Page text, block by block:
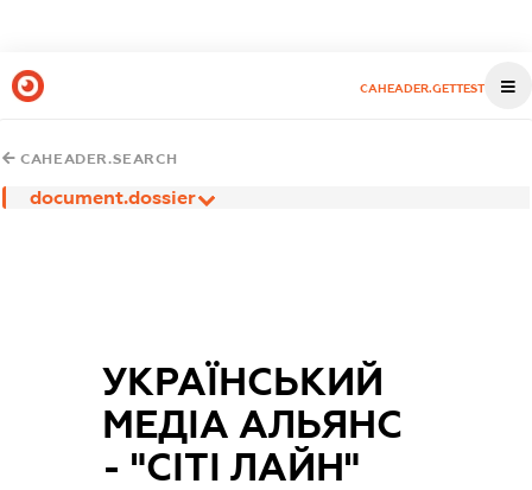
CAHEADER.GETTEST
CAHEADER.SEARCH
document.dossier
УКРАЇНСЬКИЙ
МЕДІА АЛЬЯНС
- "СІТІ ЛАЙН"